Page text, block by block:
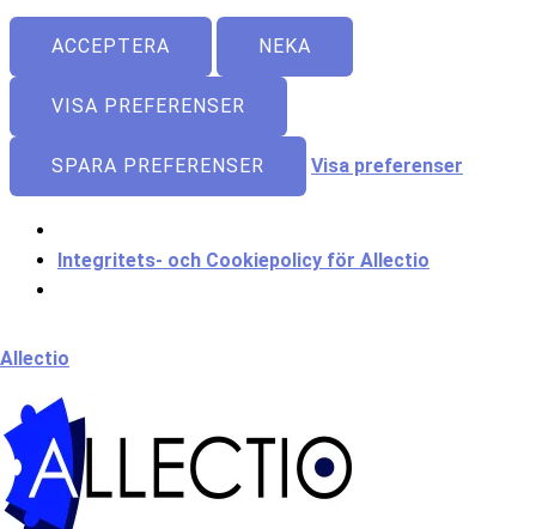
ACCEPTERA NEKA
VISA PREFERENSER
SPARA PREFERENSER Visa preferenser
Integritets- och Cookiepolicy för Allectio
Allectio
Välkommen till Allectio!